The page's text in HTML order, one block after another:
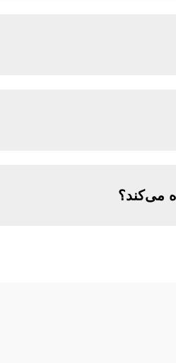
می‌کند؟